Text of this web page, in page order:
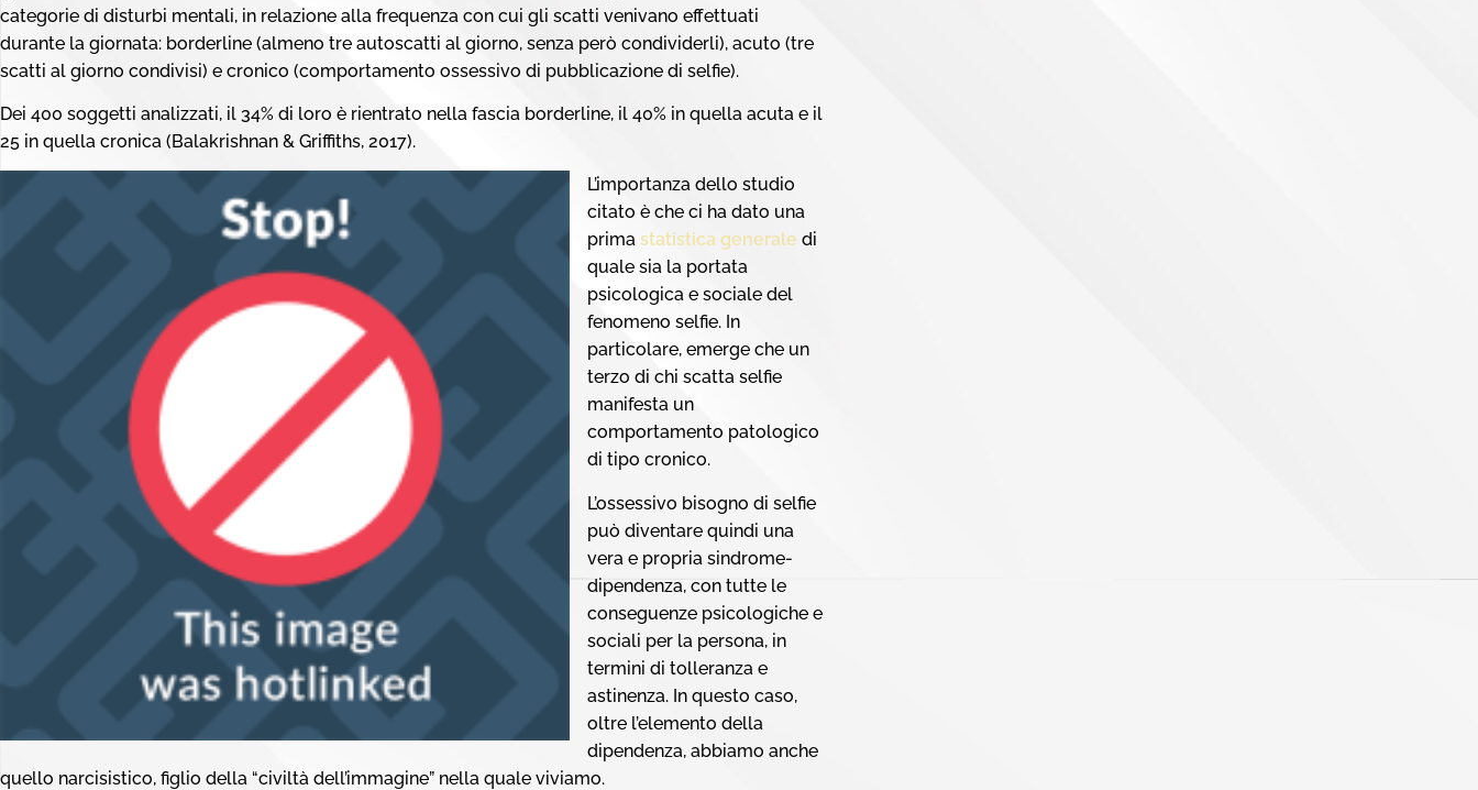
categorie di disturbi mentali, in relazione alla frequenza con cui gli scatti venivano effettuati
durante la giornata: borderline (almeno tre autoscatti al giorno, senza però condividerli), acuto (tre
scatti al giorno condivisi) e cronico (comportamento ossessivo di pubblicazione di selfie).
Dei 400 soggetti analizzati, il 34% di loro è rientrato nella fascia borderline, il 40% in quella acuta e il
25 in quella cronica (Balakrishnan & Griffiths, 2017).
L’importanza dello studio
citato è che ci ha dato una
prima statistica generale di
quale sia la portata
psicologica e sociale del
fenomeno selfie. In
particolare, emerge che un
terzo di chi scatta selfie
manifesta un
comportamento patologico
di tipo cronico.
L’ossessivo bisogno di selfie
può diventare quindi una
vera e propria sindrome-
dipendenza, con tutte le
conseguenze psicologiche e
sociali per la persona, in
termini di tolleranza e
astinenza. In questo caso,
oltre l’elemento della
dipendenza, abbiamo anche
quello narcisistico, figlio della “civiltà dell’immagine” nella quale viviamo.